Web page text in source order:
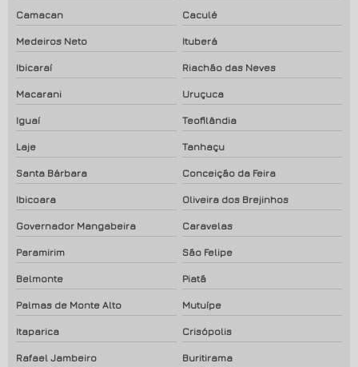
Camacan Caculé
Medeiros Neto Ituberá
Ibicaraí Riachão das Neves
Macarani Uruçuca
Iguaí Teofilândia
Laje Tanhaçu
Santa Bárbara Conceição da Feira
Ibicoara Oliveira dos Brejinhos
Governador Mangabeira Caravelas
Paramirim São Felipe
Belmonte Piatã
Palmas de Monte Alto Mutuípe
Itaparica Crisópolis
Rafael Jambeiro Buritirama